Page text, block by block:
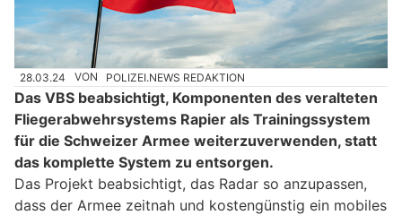
28.03.24 VON POLIZEI.NEWS REDAKTION
Das VBS beabsichtigt, Komponenten des veralteten
Fliegerabwehrsystems Rapier als Trainingssystem
für die Schweizer Armee weiterzuverwenden, statt
das komplette System zu entsorgen.
Das Projekt beabsichtigt, das Radar so anzupassen,
dass der Armee zeitnah und kostengünstig ein mobiles